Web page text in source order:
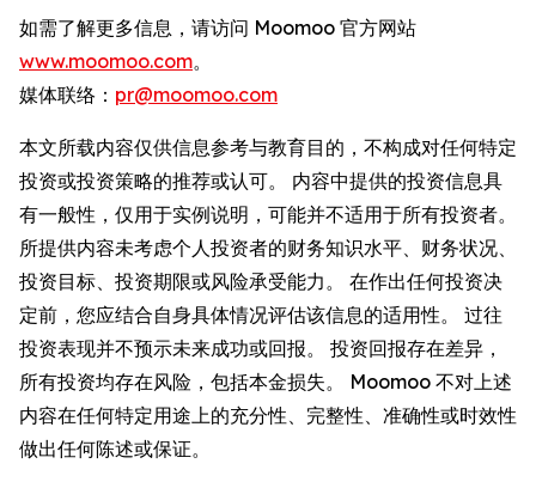
如需了解更多信息，请访问 Moomoo 官方网站
www.moomoo.com。
媒体联络： pr@moomoo.com
本文所载内容仅供信息参考与教育目的，不构成对任何特定
投资或投资策略的推荐或认可。 内容中提供的投资信息具
有一般性，仅用于实例说明，可能并不适用于所有投资者。
所提供内容未考虑个人投资者的财务知识水平、财务状况、
投资目标、投资期限或风险承受能力。 在作出任何投资决
定前，您应结合自身具体情况评估该信息的适用性。 过往
投资表现并不预示未来成功或回报。 投资回报存在差异，
所有投资均存在风险，包括本金损失。 Moomoo 不对上述
内容在任何特定用途上的充分性、完整性、准确性或时效性
做出任何陈述或保证。